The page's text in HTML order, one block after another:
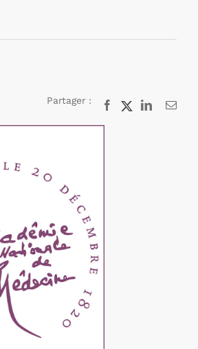
Partager : Facebook
X LinkedInEmail